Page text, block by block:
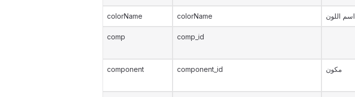
colorName colorName اسم اللون
comp comp_id
component component_id مكون